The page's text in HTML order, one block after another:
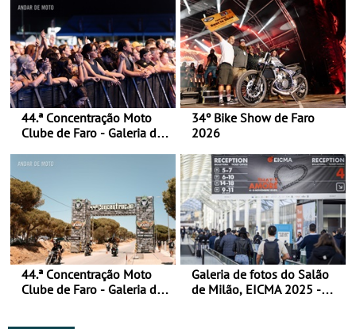
44.ª Concentração Moto
Clube de Faro - Galeria de
34º Bike Show de Faro
2026
44.ª Concentração Moto
Clube de Faro - Galeria de
Galeria de fotos do Salão
de Milão, EICMA 2025 -